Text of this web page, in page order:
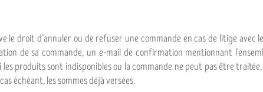
le droit d’annuler ou de refuser une commande en cas de litige avec
de sa commande, un e-mail de confirmation mentionnant
produits sont indisponibles ou la commande ne peut pas être
échéant, les sommes déjà versées.